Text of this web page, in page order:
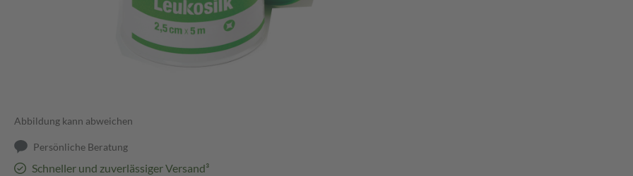
Abbildung kann abweichen
Persönliche Beratung
Schneller und zuverlässiger Versand³